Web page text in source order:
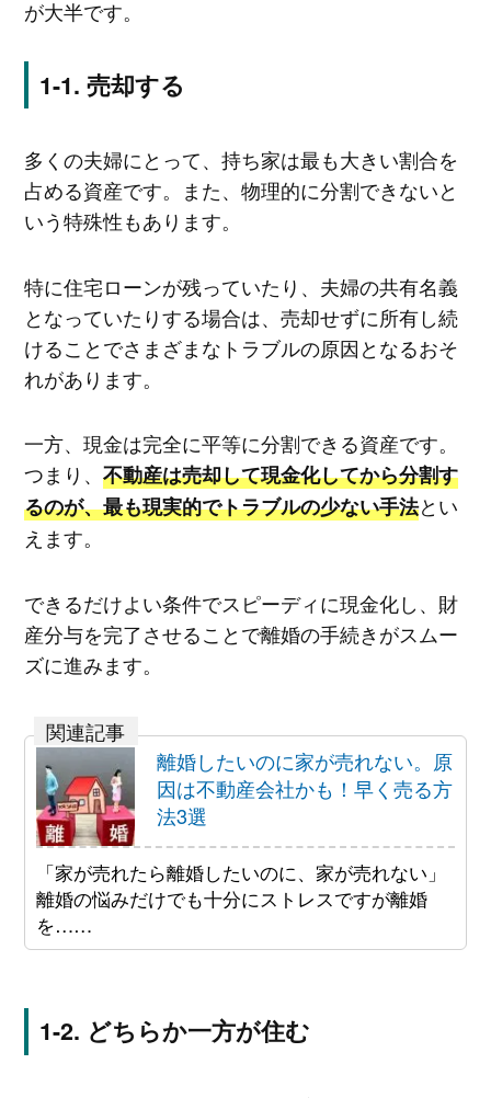
が大半です。
売却する
多くの夫婦にとって、持ち家は最も大きい割合を
占める資産です。また、物理的に分割できないと
いう特殊性もあります。
特に住宅ローンが残っていたり、夫婦の共有名義
となっていたりする場合は、売却せずに所有し続
けることでさまざまなトラブルの原因となるおそ
れがあります。
一方、現金は完全に平等に分割できる資産です。
つまり、 不動産は売却して現金化してから分割す
るのが、最も現実的でトラブルの少ない手法とい
えます。
できるだけよい条件でスピーディに現金化し、財
産分与を完了させることで離婚の手続きがスムー
ズに進みます。
離婚したいのに家が売れない。原
因は不動産会社かも！早く売る方
法3選
「家が売れたら離婚したいのに、家が売れない」
離婚の悩みだけでも十分にストレスですが離婚
を……
どちらか一方が住む